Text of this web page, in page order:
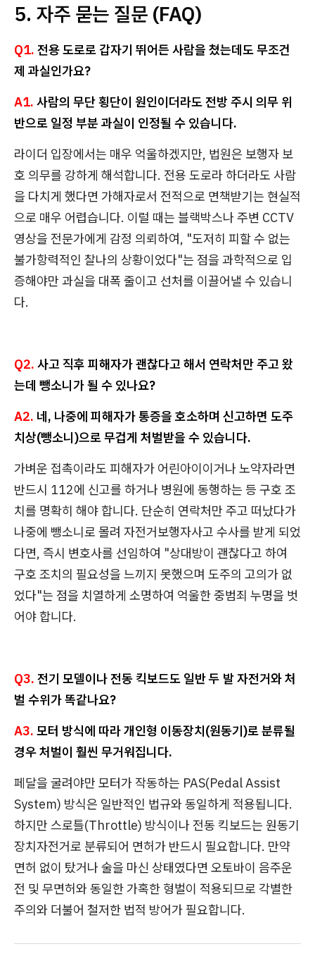
5. 자주 묻는 질문 (FAQ)
Q1. 전용 도로로 갑자기 뛰어든 사람을 쳤는데도 무조건
제 과실인가요?
A1. 사람의 무단 횡단이 원인이더라도 전방 주시 의무 위
반으로 일정 부분 과실이 인정될 수 있습니다.
라이더 입장에서는 매우 억울하겠지만, 법원은 보행자 보
호 의무를 강하게 해석합니다. 전용 도로라 하더라도 사람
을 다치게 했다면 가해자로서 전적으로 면책받기는 현실적
으로 매우 어렵습니다. 이럴 때는 블랙박스나 주변 CCTV
영상을 전문가에게 감정 의뢰하여, "도저히 피할 수 없는
불가항력적인 찰나의 상황이었다"는 점을 과학적으로 입
증해야만 과실을 대폭 줄이고 선처를 이끌어낼 수 있습니
다.
Q2. 사고 직후 피해자가 괜찮다고 해서 연락처만 주고 왔
는데 뺑소니가 될 수 있나요?
A2. 네, 나중에 피해자가 통증을 호소하며 신고하면 도주
치상(뺑소니)으로 무겁게 처벌받을 수 있습니다.
가벼운 접촉이라도 피해자가 어린아이이거나 노약자라면
반드시 112에 신고를 하거나 병원에 동행하는 등 구호 조
치를 명확히 해야 합니다. 단순히 연락처만 주고 떠났다가
나중에 뺑소니로 몰려 자전거보행자사고 수사를 받게 되었
다면, 즉시 변호사를 선임하여 "상대방이 괜찮다고 하여
구호 조치의 필요성을 느끼지 못했으며 도주의 고의가 없
었다"는 점을 치열하게 소명하여 억울한 중범죄 누명을 벗
어야 합니다.
Q3. 전기 모델이나 전동 킥보드도 일반 두 발 자전거와 처
벌 수위가 똑같나요?
A3. 모터 방식에 따라 개인형 이동장치(원동기)로 분류될
경우 처벌이 훨씬 무거워집니다.
페달을 굴려야만 모터가 작동하는 PAS(Pedal Assist
System) 방식은 일반적인 법규와 동일하게 적용됩니다.
하지만 스로틀(Throttle) 방식이나 전동 킥보드는 원동기
장치자전거로 분류되어 면허가 반드시 필요합니다. 만약
면허 없이 탔거나 술을 마신 상태였다면 오토바이 음주운
전 및 무면허와 동일한 가혹한 형벌이 적용되므로 각별한
주의와 더불어 철저한 법적 방어가 필요합니다.